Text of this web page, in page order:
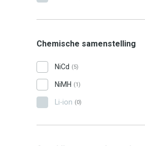
Chemische samenstelling
NiCd (5)
NiMH (1)
Li-ion (0)